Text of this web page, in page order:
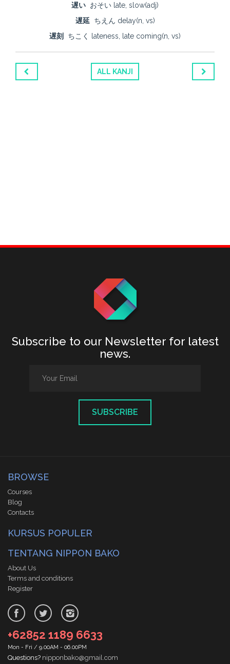
遅い おそい late, slow(adj)
遅延 ちえん delay(n, vs)
遅刻
ちこく lateness, late coming(n, vs)
ALL KANJI
Subscribe to our Newsletter for latest
news.
SUBSCRIBE
BROWSE
Courses
Blog
Contacts
KURSUS POPULER
TENTANG NIPPON BAKO
About Us
Terms and conditions
Register
+62852 1189 6633
Mon - Fri / 9.00AM - 06.00PM
Questions? nipponbako@gmail.com